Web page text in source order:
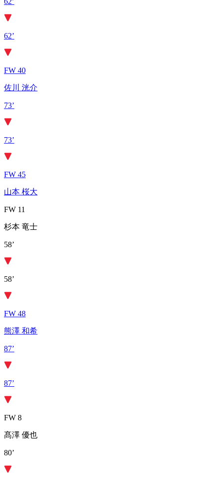
62’
FW 40
佐川 洸介
73’
73’
FW 45
山本 桜大
FW 11
杉本 竜士
58’
58’
FW 48
熊澤 和希
87’
87’
FW 8
髙澤 優也
80’